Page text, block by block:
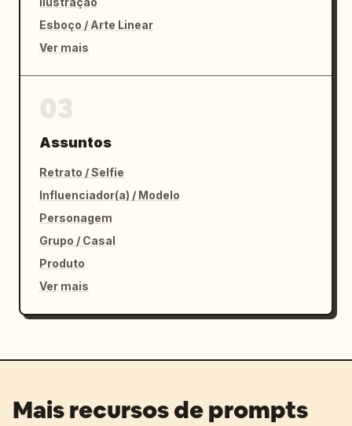
Esboço / Arte Linear
Ver mais
Assuntos
Retrato / Selfie
Influenciador(a) / Modelo
Personagem
Grupo / Casal
Produto
Ver mais
Mais recursos de prompts